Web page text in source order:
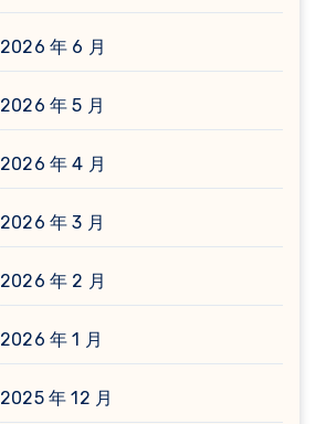
2026 年 6 月
2026 年 5 月
2026 年 4 月
2026 年 3 月
2026 年 2 月
2026 年 1 月
2025 年 12 月